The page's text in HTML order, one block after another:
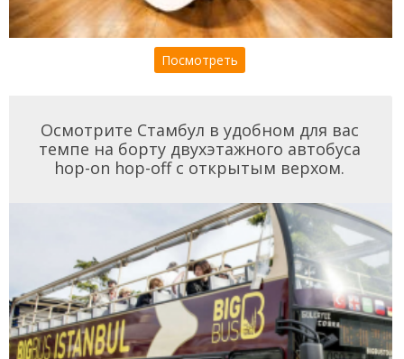
Посмотреть
Осмотрите Стамбул в удобном для вас
темпе на борту двухэтажного автобуса
hop-on hop-off с открытым верхом.